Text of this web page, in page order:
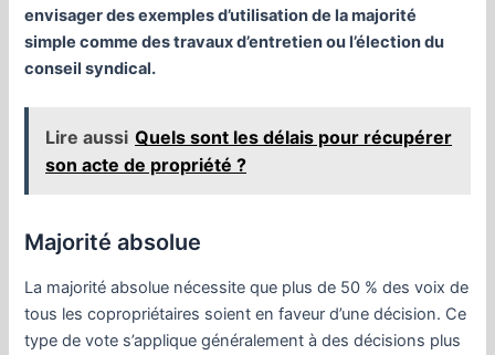
envisager des exemples d’utilisation de la majorité
simple comme des travaux d’entretien ou l’élection du
conseil syndical.
Lire aussi Quels sont les délais pour récupérer
son acte de propriété ?
Majorité absolue
La majorité absolue nécessite que plus de 50 % des voix de
tous les copropriétaires soient en faveur d’une décision. Ce
type de vote s’applique généralement à des décisions plus